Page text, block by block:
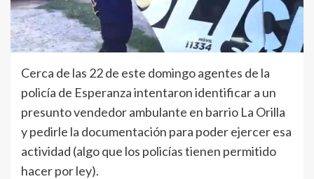
Cerca de las 22 de este domingo agentes de la
policía de Esperanza intentaron identificar a un
presunto vendedor ambulante en barrio La Orilla
y pedirle la documentación para poder ejercer esa
actividad (algo que los policías tienen permitido
hacer por ley).